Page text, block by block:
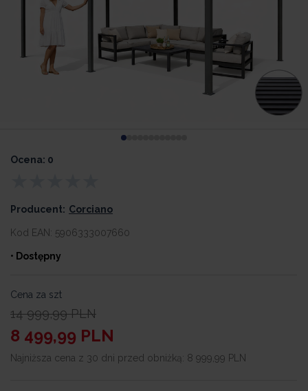
Ocena: 0
Producent: Corciano
Kod EAN: 5906333007660
• Dostępny
Cena za szt
14 999,99 PLN
8 499,99 PLN
Najniższa cena z 30 dni przed obniżką: 8 999,99 PLN